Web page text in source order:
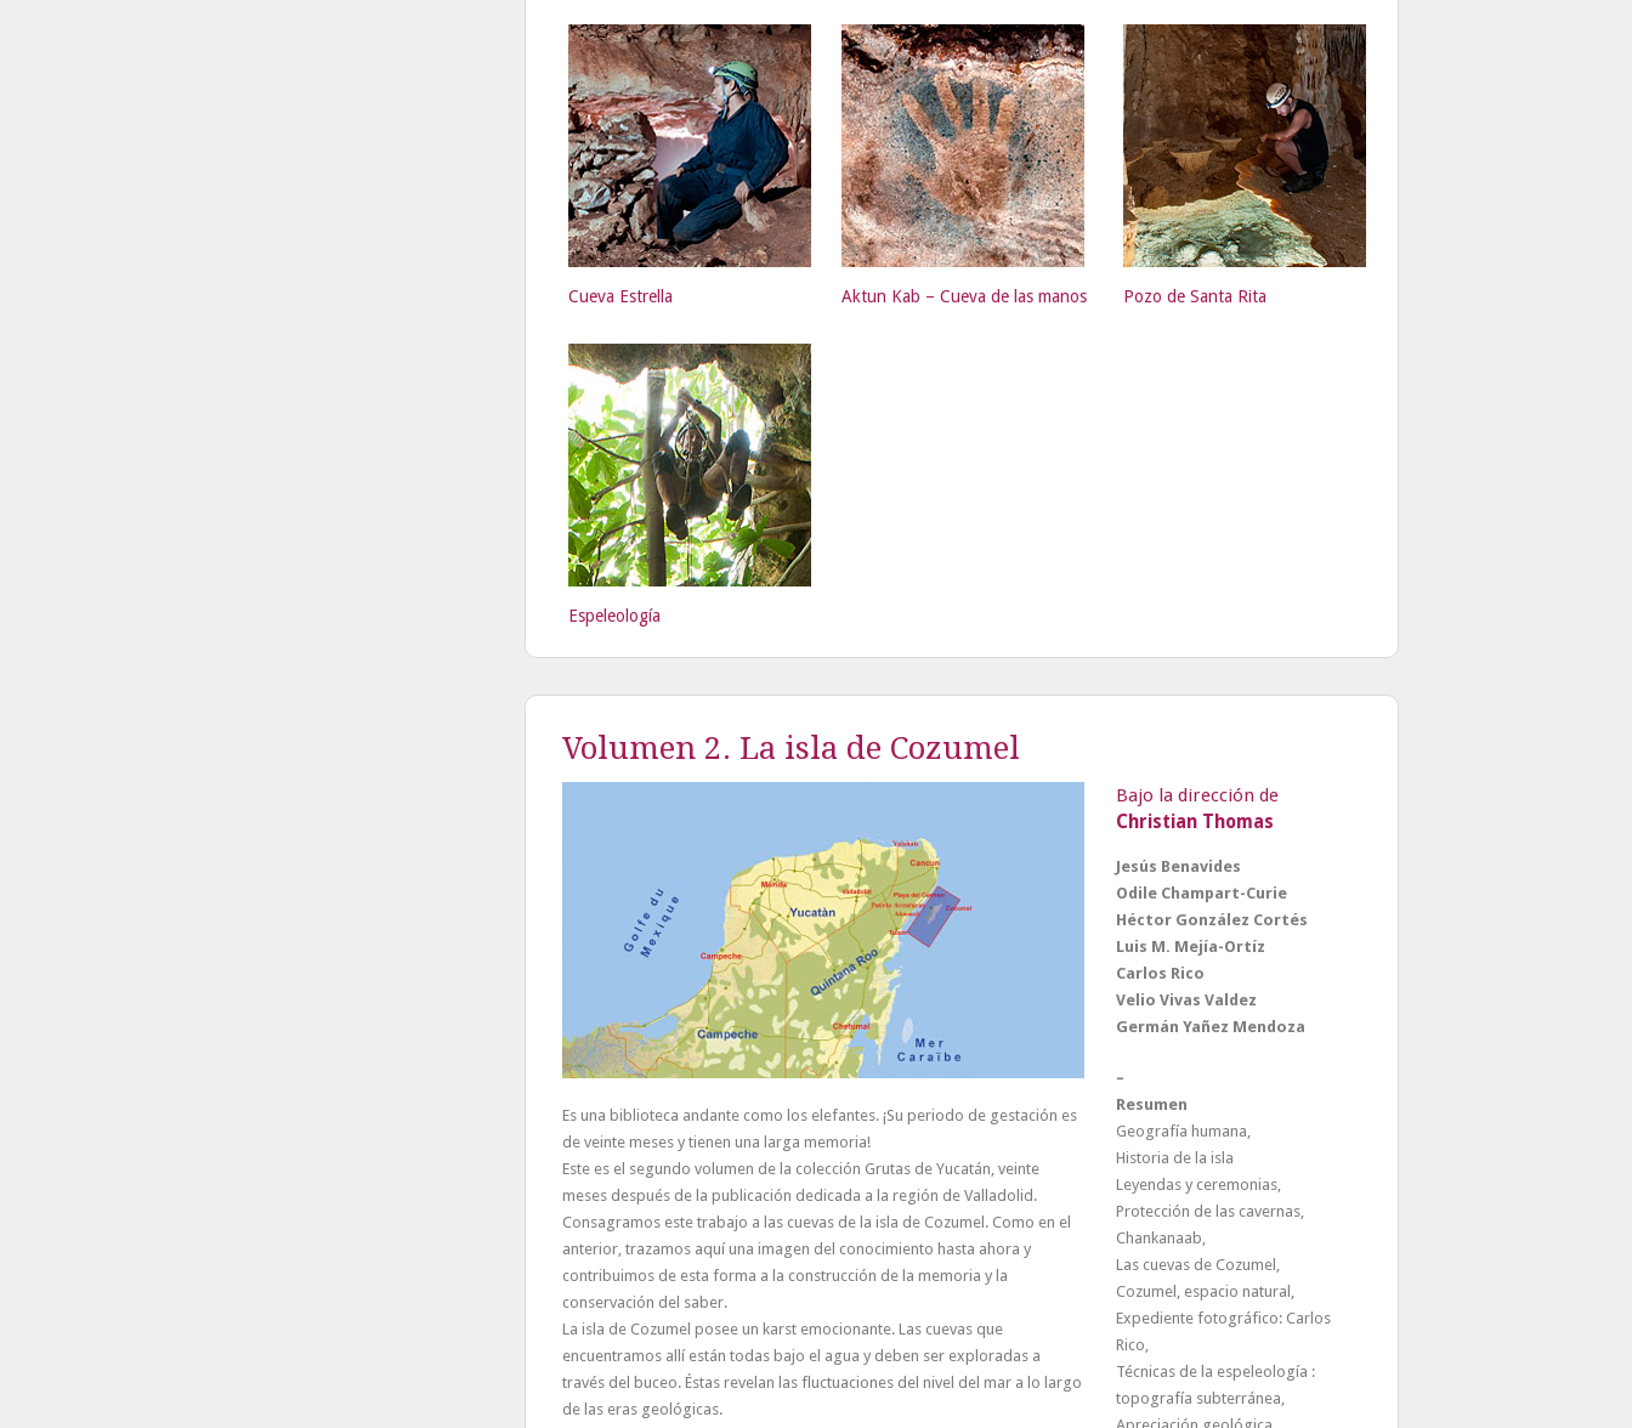
Cueva Estrella Aktun Kab – Cueva de las manos Pozo de Santa Rita
Espeleología
Volumen 2. La isla de Cozumel
Es una biblioteca andante como los elefantes. ¡Su periodo de gestación es
de veinte meses y tienen una larga memoria!
Este es el segundo volumen de la colección Grutas de Yucatán, veinte
meses después de la publicación dedicada a la región de Valladolid.
Consagramos este trabajo a las cuevas de la isla de Cozumel. Como en el
anterior, trazamos aquí una imagen del conocimiento hasta ahora y
contribuimos de esta forma a la construcción de la memoria y la
conservación del saber.
La isla de Cozumel posee un karst emocionante. Las cuevas que
encuentramos allí están todas bajo el agua y deben ser exploradas a
través del buceo. Éstas revelan las fluctuaciones del nivel del mar a lo largo
de las eras geológicas.
Bajo la dirección de
Christian Thomas
Jesús Benavides
Odile Champart-Curie
Héctor González Cortés
Luis M. Mejía-Ortíz
Carlos Rico
Velio Vivas Valdez
Germán Yañez Mendoza
–
Resumen
Geografía humana,
Historia de la isla
Leyendas y ceremonias,
Protección de las cavernas,
Chankanaab,
Las cuevas de Cozumel,
Cozumel, espacio natural,
Expediente fotográfico: Carlos
Rico,
Técnicas de la espeleología :
topografía subterránea,